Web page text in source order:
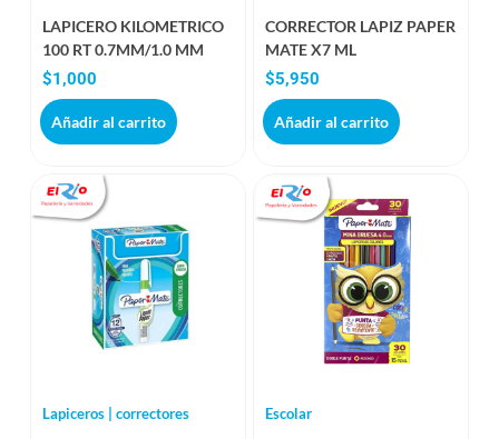
LAPICERO KILOMETRICO
100 RT 0.7MM/1.0 MM
$1,000
Añadir al carrito
CORRECTOR LAPIZ PAPER
MATE X7 ML
$5,950
Añadir al carrito
Lapiceros | correctores Escolar